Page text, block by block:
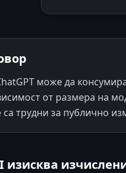
може да
от размера на
трудни за публично
изисква